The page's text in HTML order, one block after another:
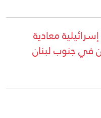
معادية
في جنوب لبنان